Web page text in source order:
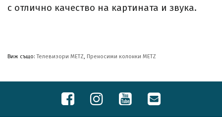
с отлично качество на картината и звука.
Виж също:Телевизори METZ Преносими колонки METZ